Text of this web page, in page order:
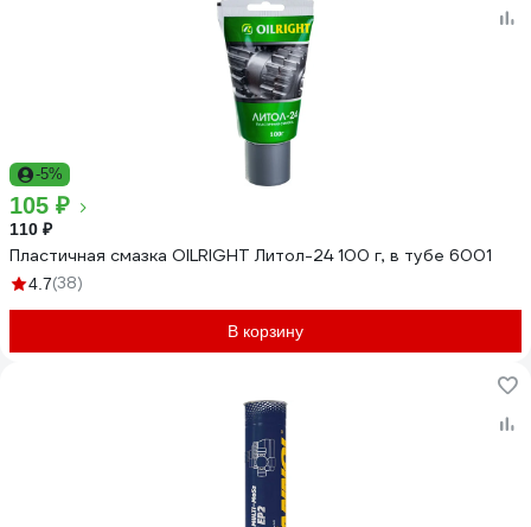
-5%
105 ₽
110 ₽
Пластичная смазка OILRIGHT Литол-24 100 г, в тубе 6001
4.7(38)
В корзину